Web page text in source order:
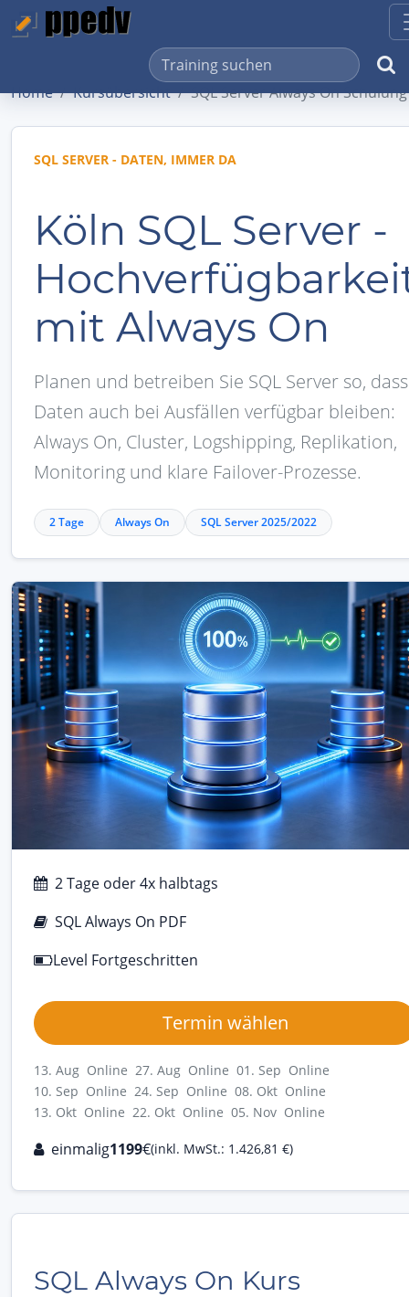
Home Kursübersicht SQL Server Always On Schulung
SQL SERVER - DATEN, IMMER DA
Köln SQL Server -
mit Always On
Planen und betreiben Sie SQL Server so, dass
Daten auch bei Ausfällen verfügbar bleiben:
Always On, Cluster, Logshipping, Replikation,
Monitoring und klare Failover-Prozesse.
2 Tage Always On SQL Server 2025/2022
2 Tage oder 4x halbtags
SQL Always On PDF
Level Fortgeschritten
Termin wählen
13. Aug Online 27. Aug Online 01. Sep Online
10. Sep Online 24. Sep Online 08. Okt Online
13. Okt Online 22. Okt Online 05. Nov Online
einmalig1199€(inkl. MwSt.: 1.426,81 €)
SQL Always On Kurs